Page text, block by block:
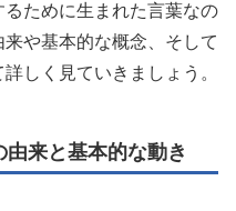
ために生まれた言葉なの
や基本的な概念、そして
しく見ていきましょう。
来と基本的な動き